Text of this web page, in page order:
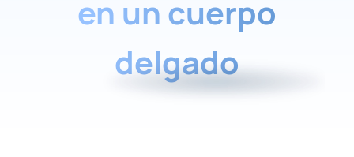
en un cuerpo
delgado